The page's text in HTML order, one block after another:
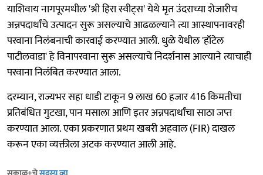
याशिवाय नागपूरमधील 'श्री हिरा स्वीट्स' येथे मृत उंदराच्या शेजारीच
अन्नपदार्थांचे उत्पादन सुरू असल्याचे आढळल्याने त्या आस्थापनावरही
परवाना निलंबनाची कारवाई करण्यात आली. धुळे येथील 'हॉटेल
पाटीलवाडा' हे विनापरवाना सुरू असल्याचे निदर्शनास आल्याने त्याचाही
परवाना निलंबित करण्यात आला.
दरम्यान, राज्यभर सहा धाडी टाकून 9 लाख 60 हजार 416 किमतीचा
प्रतिबंधित गुटखा, पान मसाला आणि इतर अन्नपदार्थांचा साठा जप्त
करण्यात आला. एका प्रकरणात प्रथम खबरी अहवाल (FIR) दाखल
करून एका व्यक्तीला अटक करण्यात आली आहे.